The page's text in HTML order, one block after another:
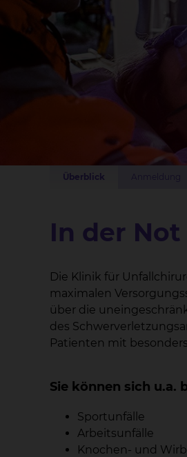
Überblick
In der Not
Die Klinik für
maximalen
über die
des
Patienten mit
Sie können sich u.a.
Sportunfälle
Arbeitsunfälle
Knochen- und